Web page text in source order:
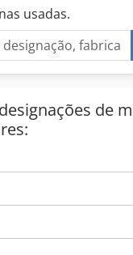
de
automática
filme
usadas.
de